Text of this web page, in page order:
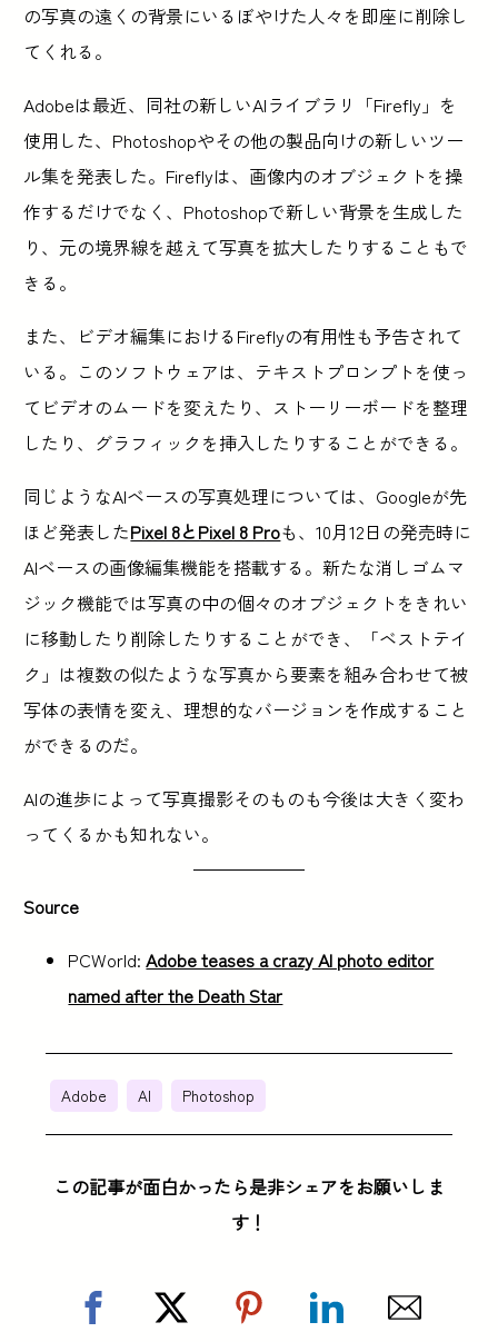
の写真の遠くの背景にいるぼやけた人々を即座に削除し
てくれる。
Adobeは最近、同社の新しいAIライブラリ「Firefly」を
使用した、Photoshopやその他の製品向けの新しいツー
ル集を発表した。Fireflyは、画像内のオブジェクトを操
作するだけでなく、Photoshopで新しい背景を生成した
り、元の境界線を越えて写真を拡大したりすることもで
きる。
また、ビデオ編集におけるFireflyの有用性も予告されて
いる。このソフトウェアは、テキストプロンプトを使っ
てビデオのムードを変えたり、ストーリーボードを整理
したり、グラフィックを挿入したりすることができる。
同じようなAIベースの写真処理については、Googleが先
ほど発表したPixel 8とPixel 8 Proも、10月12日の発売時に
AIベースの画像編集機能を搭載する。新たな消しゴムマ
ジック機能では写真の中の個々のオブジェクトをきれい
に移動したり削除したりすることができ、「ベストテイ
ク」は複数の似たような写真から要素を組み合わせて被
写体の表情を変え、理想的なバージョンを作成すること
ができるのだ。
AIの進歩によって写真撮影そのものも今後は大きく変わ
ってくるかも知れない。
Source
PCWorld:Adobe teases a crazy AI photo editor
named after the Death Star
Adobe AI Photoshop
この記事が面白かったら是非シェアをお願いしま
す！